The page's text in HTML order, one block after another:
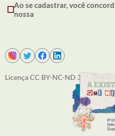
Ao se cadastrar, você
nossa
Licença CC BY-NC-ND 3.0